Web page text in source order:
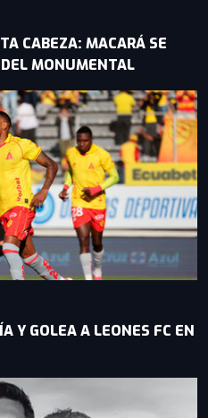
CABEZA: MACARÁ SE
MONUMENTAL
Y GOLEA A LEONES FC EN